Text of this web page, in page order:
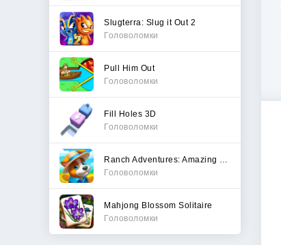
Slugterra: Slug it Out 2
Головоломки
Pull Him Out
Головоломки
Fill Holes 3D
Головоломки
Головоломки
Mahjong Blossom Solitaire
Головоломки